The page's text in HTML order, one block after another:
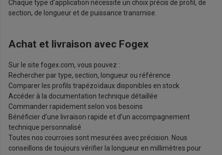
Chaque type d'application nécessite un choix précis de profil, de
section, de longueur et de puissance transmise.
Achat et livraison avec Fogex
Sur le site fogex.com, vous pouvez :
Rechercher par type, section, longueur ou référence
Comparer les profils trapézoïdaux disponibles en stock
Accéder à la documentation technique détaillée
Commander rapidement selon vos besoins
Bénéficier d’une livraison rapide et d’un accompagnement
technique personnalisé
Toutes nos courroies sont mesurées avec précision. Nous
conseillons de toujours vérifier la longueur en millimètres pour